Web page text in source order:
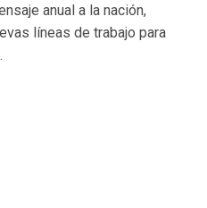
anual a la nación,
líneas de trabajo para